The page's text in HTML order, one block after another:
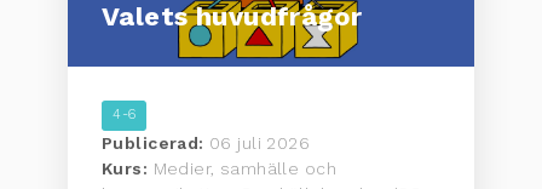
Valets huvudfrågor
4-6
Publicerad: 06 juli 2026
Kurs: Medier, samhälle och